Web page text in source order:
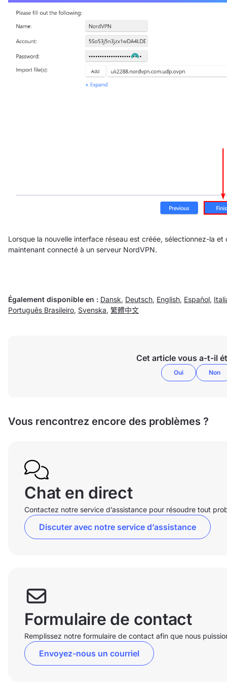
Lorsque la nouvelle interface réseau est créée, sélectionnez-la
maintenant connecté à un serveur NordVPN.
Également disponible en : Dansk, Deutsch, English, Español,
Português Brasileiro, Svenska, 繁體中文
Cet article vous a-t-il
Oui Non
Vous rencontrez encore des problèmes ?
Chat en direct
Contactez notre service d’assistance pour résoudre tout
Discuter avec notre service d’assistance
Formulaire de contact
Remplissez notre formulaire de contact afin que nous
Envoyez-nous un courriel